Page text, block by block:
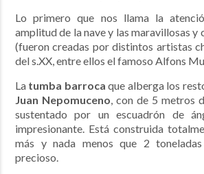
Lo primero que nos llama la
amplitud de la nave y las maravillosas y
(fueron creadas por distintos artistas
del s.XX, entre ellos el famoso Alfons
La tumba barroca que alberga los
Juan Nepomuceno, con de 5 metros
sustentado por un escuadrón de
impresionante. Está construida
más y nada menos que 2
precioso.